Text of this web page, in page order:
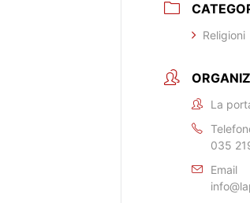
Religioni
La
035
Email